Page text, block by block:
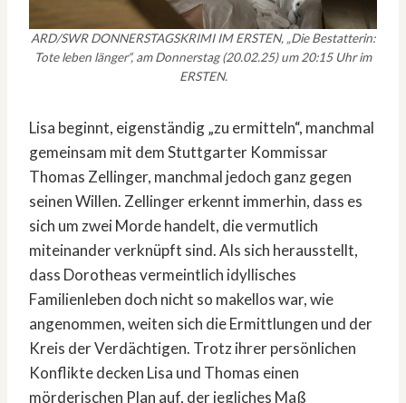
ARD/SWR DONNERSTAGSKRIMI IM ERSTEN, „Die Bestatterin:
Tote leben länger“, am Donnerstag (20.02.25) um 20:15 Uhr im
ERSTEN.
Lisa beginnt, eigenständig „zu ermitteln“, manchmal
gemeinsam mit dem Stuttgarter Kommissar
Thomas Zellinger, manchmal jedoch ganz gegen
seinen Willen. Zellinger erkennt immerhin, dass es
sich um zwei Morde handelt, die vermutlich
miteinander verknüpft sind. Als sich herausstellt,
dass Dorotheas vermeintlich idyllisches
Familienleben doch nicht so makellos war, wie
angenommen, weiten sich die Ermittlungen und der
Kreis der Verdächtigen. Trotz ihrer persönlichen
Konflikte decken Lisa und Thomas einen
mörderischen Plan auf, der jegliches Maß